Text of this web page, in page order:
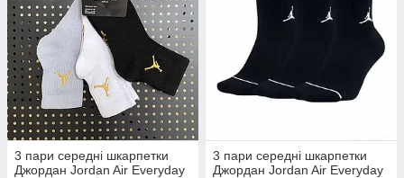
3 пари середні шкарпетки
Джордан Jordan Air Everyday
3 пари середні шкарпетки
Джордан Jordan Air Everyday